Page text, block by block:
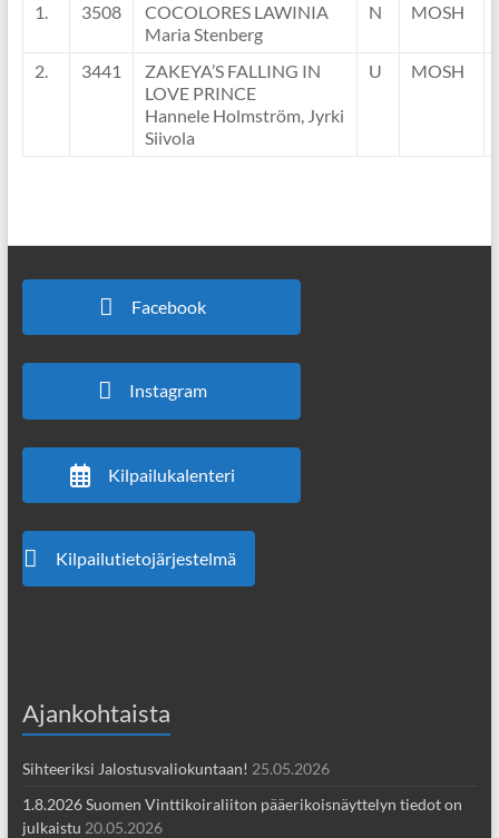
1.
3508
COCOLORES LAWINIA
Maria Stenberg
N MOSH
2. 3441
ZAKEYA’S FALLING IN
LOVE PRINCE
Hannele Holmström, Jyrki
Siivola
U MOSH
Facebook
Instagram
Kilpailukalenteri
Kilpailutietojärjestelmä
Ajankohtaista
Sihteeriksi Jalostusvaliokuntaan! 25.05.2026
1.8.2026 Suomen Vinttikoiraliiton pääerikoisnäyttelyn tiedot on
julkaistu 20.05.2026